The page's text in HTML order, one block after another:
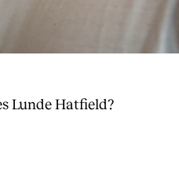
Lunde Hatfield?